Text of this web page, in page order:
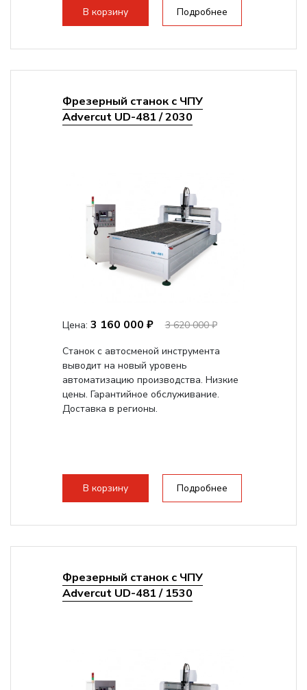
В корзину Подробнее
Фрезерный станок с ЧПУ
Advercut UD-481 / 2030
Цена: 3 160 000 ₽
3 620 000 ₽
Станок с автосменой инструмента
выводит на новый уровень
автоматизацию производства. Низкие
цены. Гарантийное обслуживание.
Доставка в регионы.
В корзину Подробнее
Фрезерный станок с ЧПУ
Advercut UD-481 / 1530